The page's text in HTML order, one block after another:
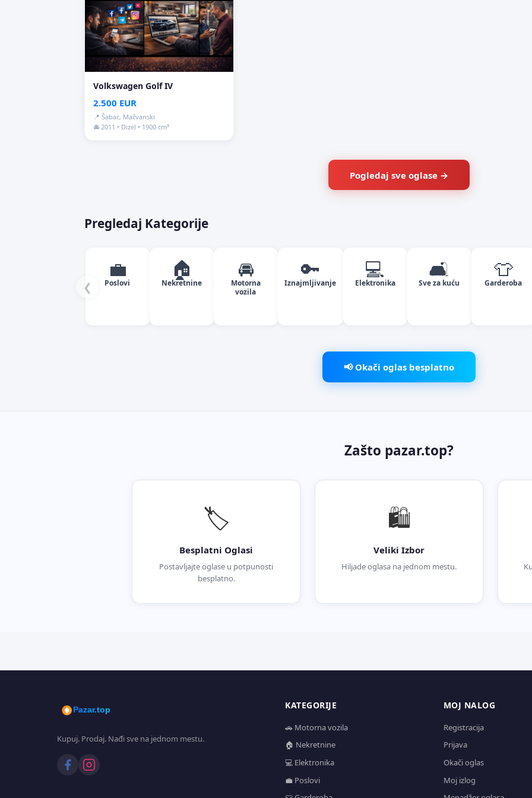
Volkswagen Golf IV
2.500 EUR
📍 Šabac, Mačvanski
🚘 2011 • Dizel • 1900 cm³
Pogledaj sve oglase →
Pregledaj Kategorije
❮
💼
Poslovi
🏠
Nekretnine
🚘
Motorna
vozila
🔑
Iznajmljivanje
💻
Elektronika
🛋️
Sve za kuću
👕
Garderoba
📢 Okači oglas besplatno
Zašto pazar.top?
🏷️
Besplatni Oglasi
Postavljajte oglase u potpunosti
besplatno.
🛍️
Veliki Izbor
Hiljade oglasa na jednom mestu.
Pazar.top
Kupuj. Prodaj. Nađi sve na jednom mestu.
KATEGORIJE
🚗 Motorna vozila
🏠 Nekretnine
💻 Elektronika
💼 Poslovi
MOJ NALOG
Registracija
Prijava
Okači oglas
Moj izlog